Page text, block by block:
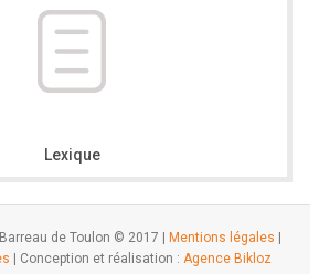
Lexique
de Toulon © 2017 | Mentions légales
| Conception et réalisation : Agence Bikloz